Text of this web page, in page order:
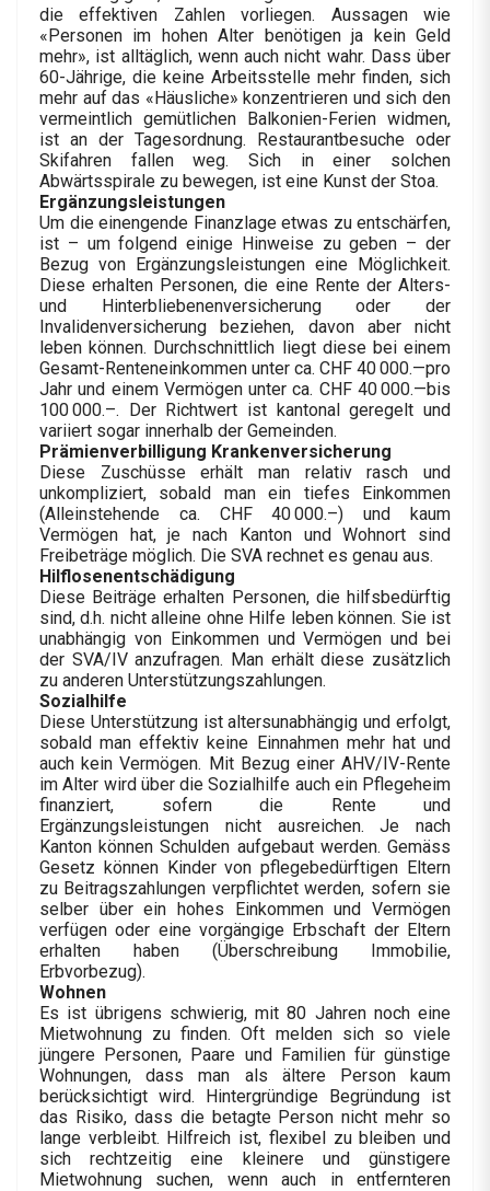
die effektiven Zahlen vorliegen. Aussagen wie
«Personen im hohen Alter benötigen ja kein Geld
mehr», ist alltäglich, wenn auch nicht wahr. Dass über
60-Jährige, die keine Arbeitsstelle mehr finden, sich
mehr auf das «Häusliche» konzentrieren und sich den
vermeintlich gemütlichen Bal­ko­nien-­Ferien widmen,
ist an der Tagesordnung. Restaurantbesuche oder
Skifahren fallen weg. Sich in einer solchen
Abwärtsspirale zu bewegen, ist eine Kunst der Stoa.
Ergänzungsleistungen
Um die einengende Finanzlage etwas zu entschärfen,
ist – um folgend einige Hinweise zu geben – der
Bezug von Ergänzungsleistungen eine Möglichkeit.
Diese erhalten Personen, die eine Rente der Alters-
und Hinterbliebenenversicherung oder der
Invalidenversicherung beziehen, davon aber nicht
leben können. Durchschnittlich liegt diese bei einem
Gesamt-Renteneinkommen unter ca. CHF 40 000.—pro
Jahr und einem Vermögen unter ca. CHF 40 000.—bis
100 000.–. Der Richtwert ist kantonal geregelt und
variiert sogar innerhalb der Gemeinden.
Prämienverbilligung Krankenversicherung
Diese Zuschüsse erhält man relativ rasch und
unkompliziert, sobald man ein tiefes Einkommen
(Alleinstehende ca. CHF 40 000.–) und kaum
Vermögen hat, je nach Kanton und Wohnort sind
Freibeträge möglich. Die SVA rechnet es genau aus.
Hilflosenentschädigung
Diese Beiträge erhalten Personen, die hilfsbedürftig
sind, d.h. nicht alleine ohne Hilfe leben können. Sie ist
unabhängig von Einkommen und Vermögen und bei
der SVA/IV anzufragen. Man erhält diese zusätzlich
zu anderen Unterstützungszahlungen.
Sozialhilfe
Diese Unterstützung ist altersunabhängig und erfolgt,
sobald man effektiv keine Einnahmen mehr hat und
auch kein Vermögen. Mit Bezug einer AHV/IV-Rente
im Alter wird über die Sozialhilfe auch ein Pflegeheim
finanziert, sofern die Rente und
Ergänzungsleistungen nicht ausreichen. Je nach
Kanton können Schulden aufgebaut werden. Gemäss
Gesetz können Kinder von pflegebedürftigen Eltern
zu Beitragszahlungen verpflichtet werden, sofern sie
selber über ein hohes Einkommen und Vermögen
verfügen oder eine vorgängige Erbschaft der Eltern
erhalten haben (Überschreibung Immobilie,
Erbvorbezug).
Wohnen
Es ist übrigens schwierig, mit 80 Jahren noch eine
Mietwohnung zu finden. Oft melden sich so viele
jüngere Personen, Paare und Familien für günstige
Wohnungen, dass man als ältere Person kaum
berücksichtigt wird. Hintergründige Begründung ist
das Risiko, dass die betagte Person nicht mehr so
lange verbleibt. Hilfreich ist, flexibel zu bleiben und
sich rechtzeitig eine kleinere und günstigere
Mietwohnung suchen, wenn auch in entfernteren